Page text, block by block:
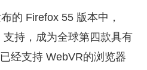
的 Firefox 55 版本中，
持，成为全球第四款具有
经支持 WebVR的浏览器